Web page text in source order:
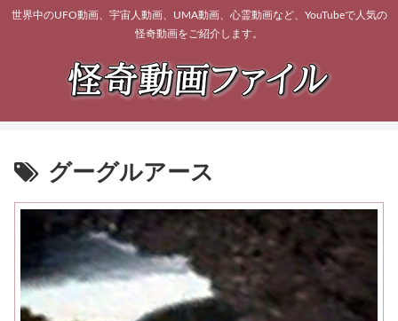
世界中のUFO動画、宇宙人動画、UMA動画、心霊動画など、YouTubeで人気の
怪奇動画をご紹介します。
グーグルアース